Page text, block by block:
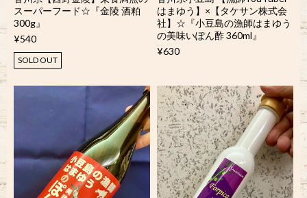
スーパーフード☆『金陵 酒粕
300g』
¥540
SOLD OUT
はまゆう】×【タケサン株式会
社】☆『小豆島の漁師はまゆう
の美味いぽん酢 360ml』
¥630